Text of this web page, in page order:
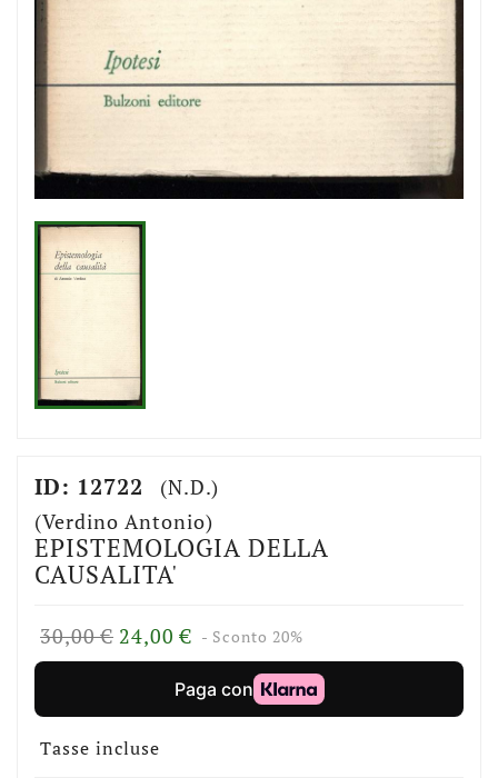
ID: 12722
(N.D.)
(Verdino Antonio)
EPISTEMOLOGIA DELLA
CAUSALITA'
30,00 € 24,00 € - Sconto 20%
Tasse incluse